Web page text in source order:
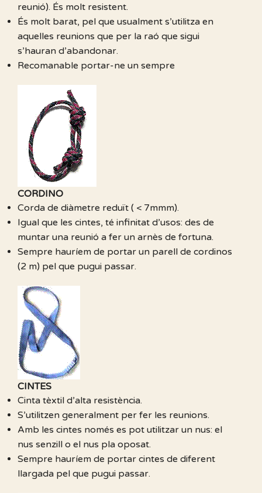
reunió). És molt resistent.
És molt barat, pel que usualment s’utilitza en
aquelles reunions que per la raó que sigui
s’hauran d’abandonar.
Recomanable portar-ne un sempre
CORDINO
Corda de diàmetre reduït ( < 7mmm).
Igual que les cintes, té infinitat d’usos: des de
muntar una reunió a fer un arnès de fortuna.
Sempre hauríem de portar un parell de cordinos
(2 m) pel que pugui passar.
CINTES
Cinta tèxtil d’alta resistència.
S’utilitzen generalment per fer les reunions.
Amb les cintes només es pot utilitzar un nus: el
nus senzill o el nus pla oposat.
Sempre hauríem de portar cintes de diferent
llargada pel que pugui passar.